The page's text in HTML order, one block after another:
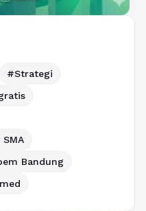
#Strategi
Bandung